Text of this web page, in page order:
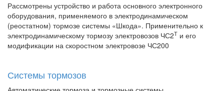
Рассмотрены устройство и работа основного электронного
оборудования, применяемого в электродинамическом
(реостатном) тормозе системы «Шкода». Применительно к
электродинамическому тормозу электровозов ЧС2Т и его
модификации на скоростном электровозе ЧС200
Системы тормозов